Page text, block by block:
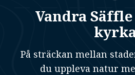
Vandra Säffle
På sträckan mellan
du uppleva natur